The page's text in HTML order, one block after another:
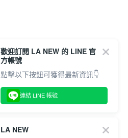
歡迎訂閱 LA NEW 的 LINE 官
方帳號
點擊以下按鈕可獲得最新資訊👇
連結 LINE 帳號
LA NEW